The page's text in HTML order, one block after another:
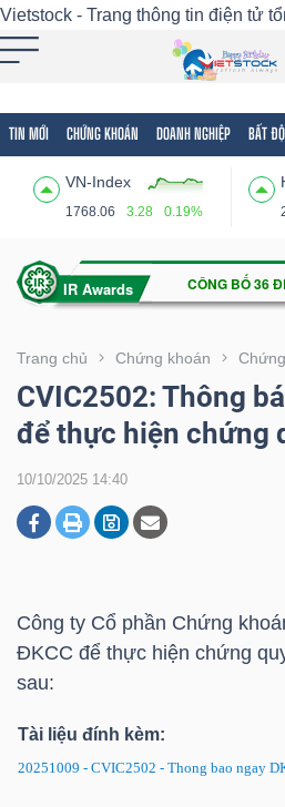
Vietstock - Trang thông tin điện tử
TIN MỚI CHỨNG KHOÁN DOANH NGHIỆP BẤT
VN-Index
1768.06 3.28 0.19%
Trang chủ Chứng khoán
CVIC2502: Thông
để thực hiện chứng
10/10/2025 14:40
Công ty Cổ phần Chứng
ĐKCC để thực hiện chứng
sau:
Tài liệu đính kèm:
20251009 - CVIC2502 - Thong bao ngay
Tất cả Tính năng Ngành
Tính
(-)
VIETSTOCK
CHỨNG
ĐỘNG
SẢN